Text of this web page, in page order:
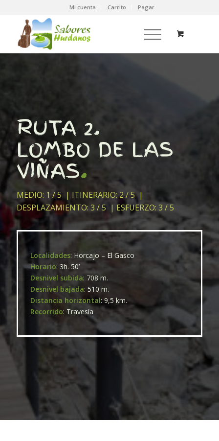
Mi cuenta Carrito Pagar
RUTA 2.
LOMBO DE LAS
VIÑAS.
MEDIO: 1 / 5 | ITINERARIO:2/ 5 |
DESPLAZAMIENTO:3 / 5 | ESFUERZO: 3 / 5
Localidades: Horcajo – El Gasco
Horario: 3h. 50’
Desnivel subida: 708 m.
Desnivel bajada: 510 m.
Distancia horizontal: 9,5 km.
Recorrido: Travesía